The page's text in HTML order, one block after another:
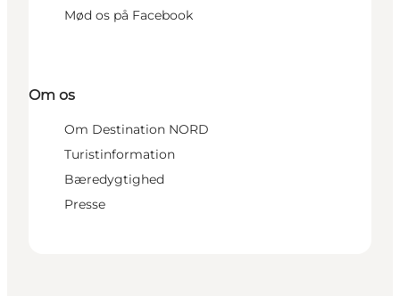
Mød os på Facebook
Om os
Om Destination NORD
Turistinformation
Bæredygtighed
Presse